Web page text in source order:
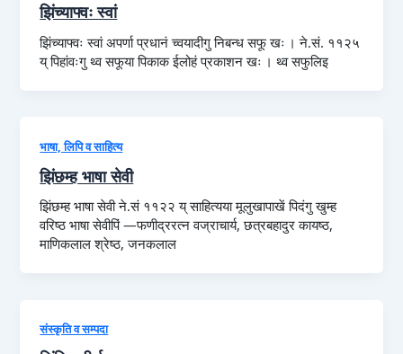
झिंच्याफ्वः स्वां
झिंच्याफ्वः स्वां अपर्णा प्रधानं च्वयादीगु निबन्ध सफू खः । ने.सं. ११२५
य् पिहांवःगु थ्व सफूया पिकाक ईलोहं प्रकाशन खः । थ्व सफुलिइ
भाषा, लिपि व साहित्य
झिंछम्ह भाषा सेवी
झिंछम्ह भाषा सेवी ने.सं ११२२ य् साहित्यया मूलुखापाखें पिदंगु खुम्ह
वरिष्ठ भाषा सेवीपिं —फणीद्ररत्न वज्राचार्य, छत्रबहादुर कायष्ठ,
माणिकलाल श्रेष्ठ, जनकलाल
संस्कृति व सम्पदा